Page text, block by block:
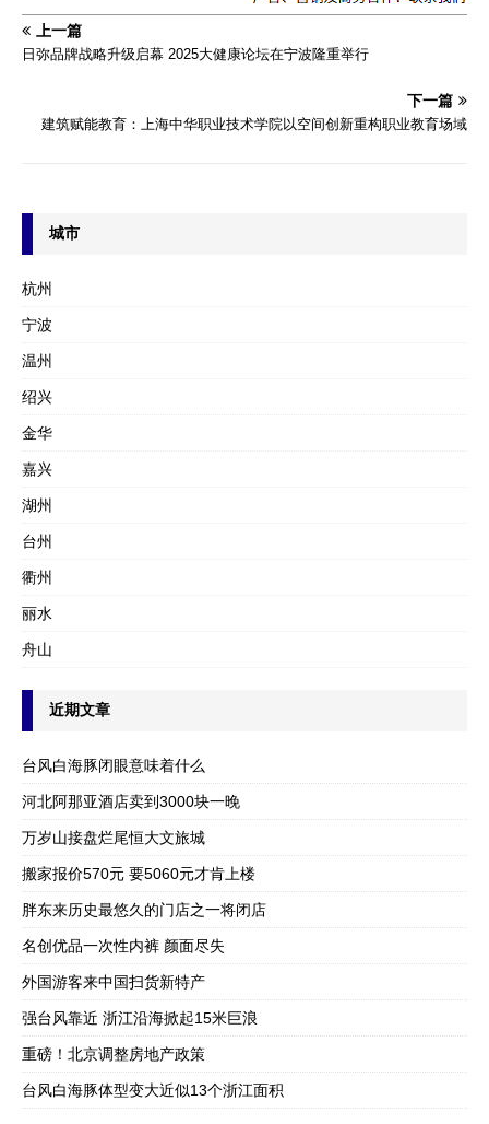
上一篇
日弥品牌战略升级启幕 2025大健康论坛在宁波隆重举行
下一篇
建筑赋能教育：上海中华职业技术学院以空间创新重构职业教育场域
城市
杭州
宁波
温州
绍兴
金华
嘉兴
湖州
台州
衢州
丽水
舟山
近期文章
台风白海豚闭眼意味着什么
河北阿那亚酒店卖到3000块一晚
万岁山接盘烂尾恒大文旅城
搬家报价570元 要5060元才肯上楼
胖东来历史最悠久的门店之一将闭店
名创优品一次性内裤 颜面尽失
外国游客来中国扫货新特产
强台风靠近 浙江沿海掀起15米巨浪
重磅！北京调整房地产政策
台风白海豚体型变大近似13个浙江面积